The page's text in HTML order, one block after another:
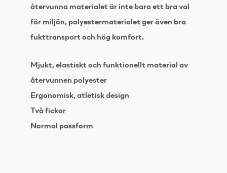
återvunna materialet är inte bara ett bra val
för miljön, polyestermaterialet ger även bra
fukttransport och hög komfort.
Mjukt, elastiskt och funktionellt material av
återvunnen polyester
Ergonomisk, atletisk design
Två fickor
Normal passform